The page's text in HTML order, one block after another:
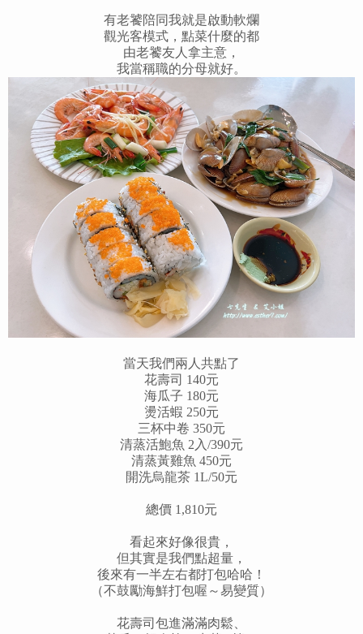
有老饕陪同我就是啟動軟爛
觀光客模式，點菜什麼的都
由老饕友人拿主意，
我當稱職的分母就好。
當天我們兩人共點了
花壽司 140元
海瓜子 180元
燙活蝦 250元
三杯中卷 350元
清蒸活鮑魚 2入/390元
清蒸黃雞魚 450元
開洗烏龍茶 1L/50元
總價 1,810元
看起來好像很貴，
但其實是我們點超量，
後來有一半左右都打包哈哈！
（不鼓勵海鮮打包喔～易變質）
花壽司包進滿滿肉鬆、